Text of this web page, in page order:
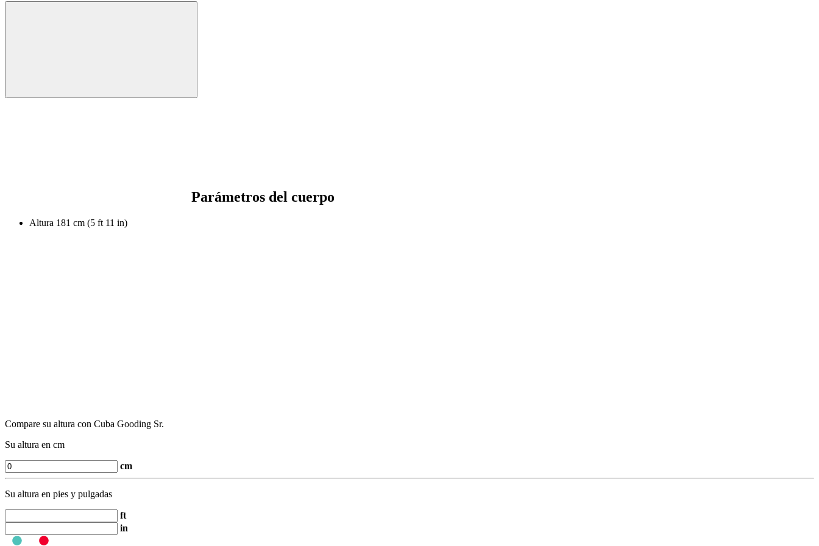
Parámetros del cuerpo
Altura 181 cm (5 ft 11 in)
Compare su altura con Cuba Gooding Sr.
Su altura en cm
cm
Su altura en pies y pulgadas
ft
in